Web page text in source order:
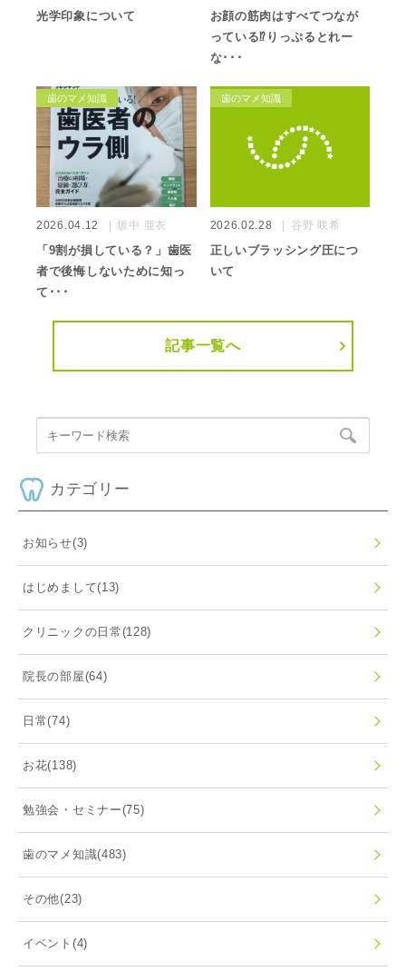
光学印象について
お顔の筋肉はすべてつなが
っている⁉️りっぷるとれー
な･･･
歯のマメ知識
2026.04.12 坂中 亜衣
「9割が損している？」歯医
者で後悔しないために知っ
て･･･
歯のマメ知識
2026.02.28 谷野 咲希
正しいブラッシング圧につ
いて
記事一覧へ
カテゴリー
お知らせ(3)
はじめまして(13)
クリニックの日常(128)
院長の部屋(64)
日常(74)
お花(138)
勉強会・セミナー(75)
歯のマメ知識(483)
その他(23)
イベント (4)